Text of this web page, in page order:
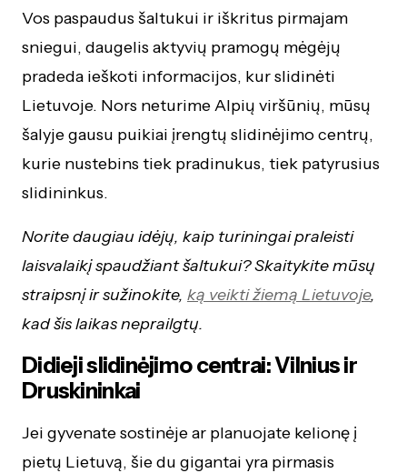
Vos paspaudus šaltukui ir iškritus pirmajam
sniegui, daugelis aktyvių pramogų mėgėjų
pradeda ieškoti informacijos, kur slidinėti
Lietuvoje. Nors neturime Alpių viršūnių, mūsų
šalyje gausu puikiai įrengtų slidinėjimo centrų,
kurie nustebins tiek pradinukus, tiek patyrusius
slidininkus.
Norite daugiau idėjų, kaip turiningai praleisti
laisvalaikį spaudžiant šaltukui? Skaitykite mūsų
straipsnį ir sužinokite, ką veikti žiemą Lietuvoje,
kad šis laikas neprailgtų.
Didieji slidinėjimo centrai: Vilnius ir
Druskininkai
Jei gyvenate sostinėje ar planuojate kelionę į
pietų Lietuvą, šie du gigantai yra pirmasis